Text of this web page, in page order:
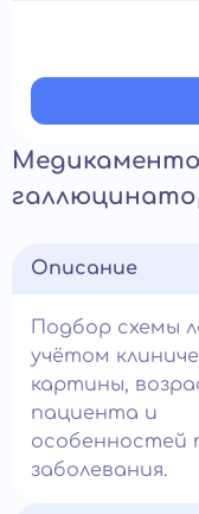
Описание
Подбор схемы
учётом
картины,
пациента и
особенностей
заболевания.